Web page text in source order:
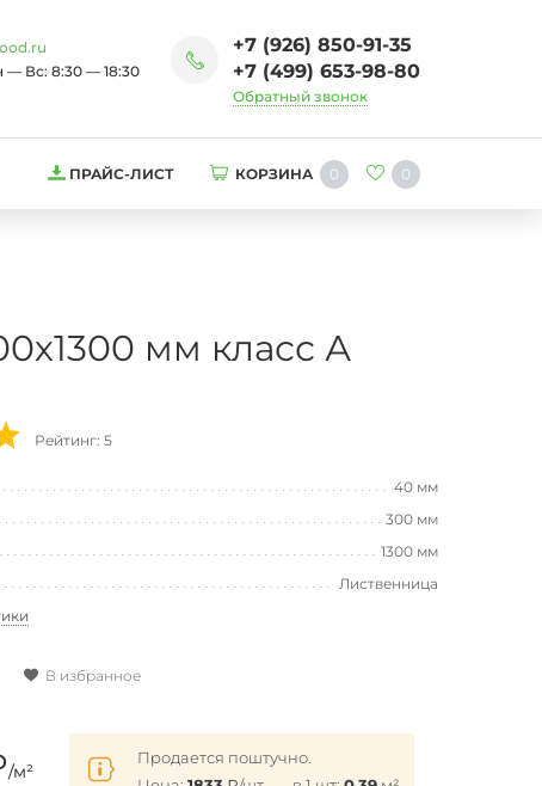
— Вс: 8:30 — 18:30
+7 (926) 850-91-35
+7 (499) 653-98-80
Обратный звонок
ПРАЙС-ЛИСТ КОРЗИНА 0 0
мм класс А
Рейтинг: 5
40 мм
300 мм
1300 мм
Лиственница
В избранное
/м²
Продается поштучно.